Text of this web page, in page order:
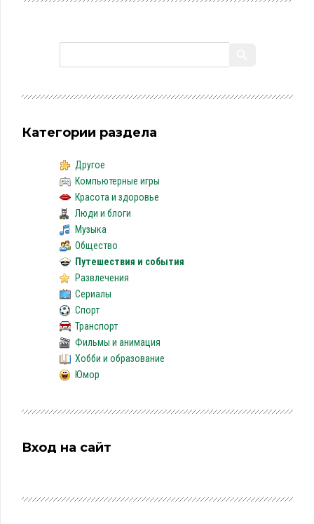
Категории раздела
Другое
Компьютерные игры
Красота и здоровье
Люди и блоги
Музыка
Общество
Путешествия и события
Развлечения
Сериалы
Спорт
Транспорт
Фильмы и анимация
Хобби и образование
Юмор
Вход на сайт